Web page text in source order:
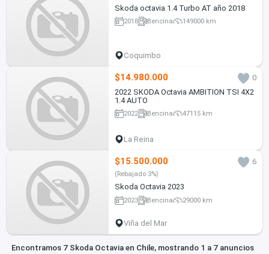
Skoda octavia 1.4 Turbo AT año 2018
2018 Bencina 149000 km
Coquimbo
$14.980.000
0
2022 SKODA Octavia AMBITION TSI 4X2
1.4 AUTO
2022 Bencina 47115 km
La Reina
$15.500.000 6
(Rebajado 3%)
Skoda Octavia 2023
2023 Bencina 29000 km
Viña del Mar
Encontramos 7 Skoda Octavia en Chile, mostrando 1 a 7 anuncios